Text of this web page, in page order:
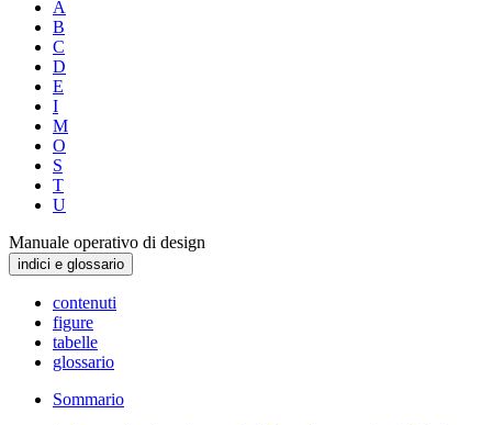
A
B
C
D
E
I
M
O
S
T
U
Manuale operativo di design
indici e glossario
contenuti
figure
tabelle
glossario
Sommario